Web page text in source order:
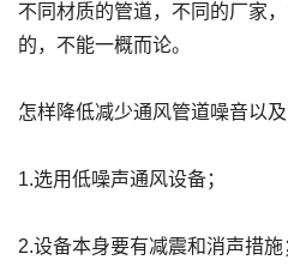
不同材质的管道，不同的厂家
的，不能一概而论。
怎样降低减少通风管道噪音以及
1.选用低噪声通风设备；
2.设备本身要有减震和消声措施